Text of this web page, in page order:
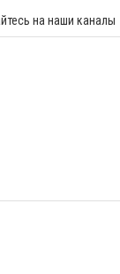
на наши каналы